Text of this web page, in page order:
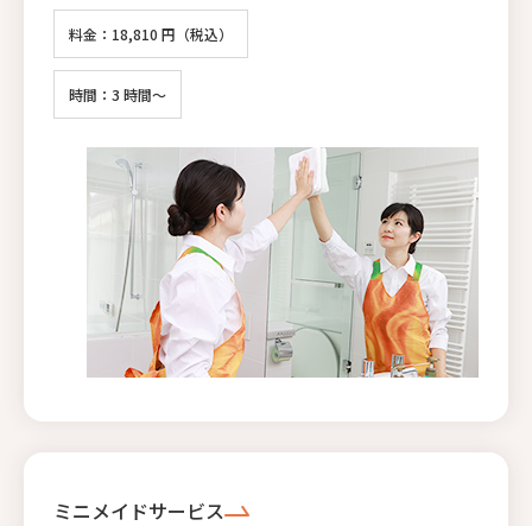
料金：18,810 円（税込）
時間：3 時間～
ミニメイドサービス